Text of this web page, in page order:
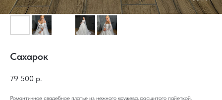
Сахарок
79 500 р.
Романтичное свадебное платье из нежного кружева, расшитого пайеткой.